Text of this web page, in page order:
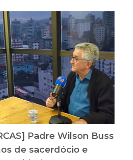
Padre Wilson Buss
de sacerdócio e